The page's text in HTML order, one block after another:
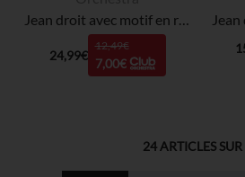
24,99€
12,49€
7,00€
24 ARTICLES SUR